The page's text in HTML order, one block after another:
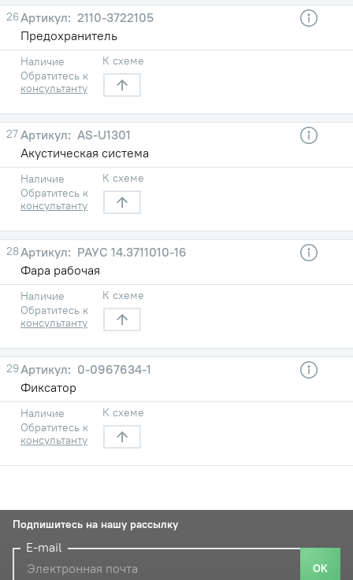
26
2110-3722105
Предохранитель
Наличие
Обратитесь к
консультанту
К схеме
27
AS-U1301
Акустическая система
Наличие
Обратитесь к
консультанту
К схеме
28
РАУС 14.3711010-16
Фара рабочая
Наличие
Обратитесь к
консультанту
К схеме
29
0-0967634-1
Фиксатор
Наличие
Обратитесь к
консультанту
К схеме
Подпишитесь на нашу рассылку
E-mail
ОК